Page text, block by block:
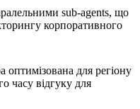
sub-agents, що
корпоративного
оптимізована для регіону
часу відгуку для